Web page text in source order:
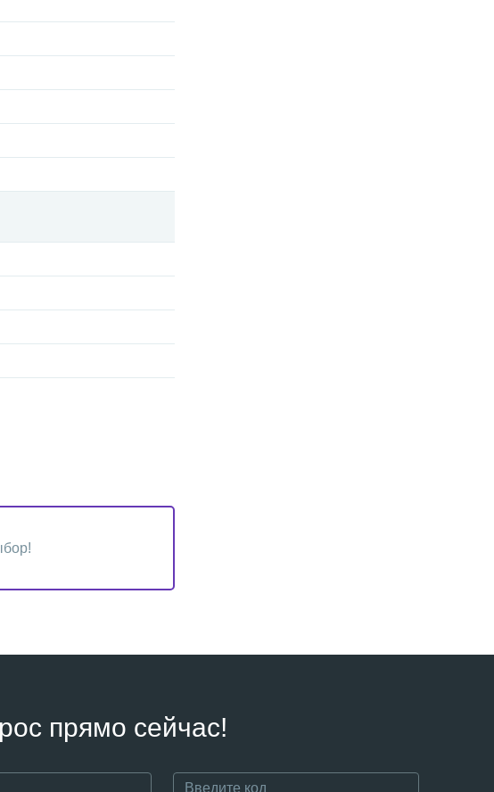
прямо сейчас!